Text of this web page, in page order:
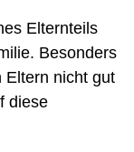
Elternteils
Besonders
Eltern nicht gut
diese